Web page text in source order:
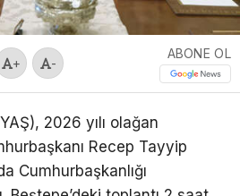
+ -
ABONE OL
2026 yılı olağan
Recep Tayyip
Cumhurbaşkanlığı